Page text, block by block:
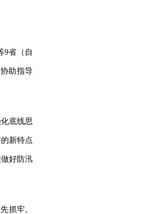
9省（自
助指导
底线思
新特点
好防汛
抓牢。